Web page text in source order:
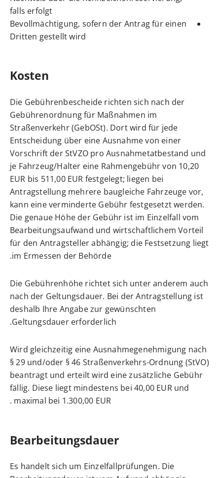
falls erfolgt
Bevollmächtigung, sofern der Antrag für einen
Dritten gestellt wird
Kosten
Die Gebührenbescheide richten sich nach der
Gebührenordnung für Maßnahmen im
Straßenverkehr (GebOSt). Dort wird für jede
Entscheidung über eine Ausnahme von einer
Vorschrift der StVZO pro Ausnahmetatbestand und
je Fahrzeug/Halter eine Rahmengebühr von 10,20
EUR bis 511,00 EUR festgelegt; liegen bei
Antragstellung mehrere baugleiche Fahrzeuge vor,
kann eine verminderte Gebühr festgesetzt werden.
Die genaue Höhe der Gebühr ist im Einzelfall vom
Bearbeitungsaufwand und wirtschaftlichem Vorteil
für den Antragsteller abhängig; die Festsetzung liegt
im Ermessen der Behörde.
Die Gebührenhöhe richtet sich unter anderem auch
nach der Geltungsdauer. Bei der Antragstellung ist
deshalb Ihre Angabe zur gewünschten
Geltungsdauer erforderlich.
Wird gleichzeitig eine Ausnahmegenehmigung nach
§ 29 und/oder § 46 Straßenverkehrs-Ordnung (StVO)
beantragt und erteilt wird eine zusätzliche Gebühr
fällig. Diese liegt mindestens bei 40,00 EUR und
maximal bei 1.300,00 EUR .
Bearbeitungsdauer
Es handelt sich um Einzelfallprüfungen. Die